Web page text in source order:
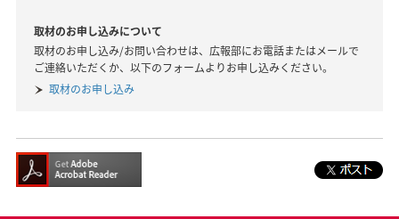
取材のお申し込みについて
取材のお申し込み/お問い合わせは、広報部にお電話またはメールで
ご連絡いただくか、以下のフォームよりお申し込みください。
取材のお申し込み